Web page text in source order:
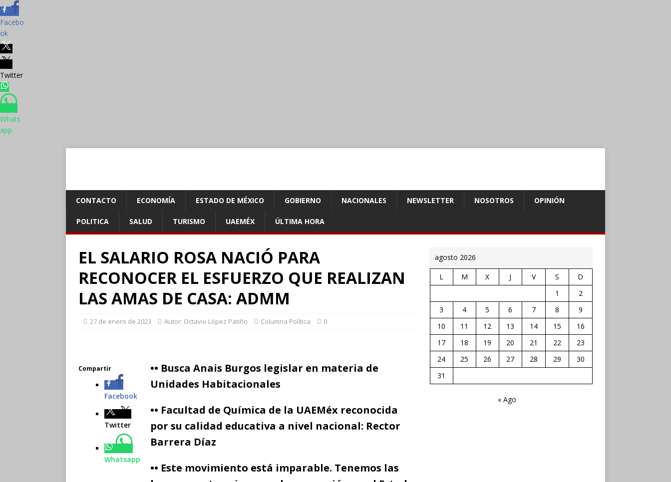
Facebo
ok
Twitter
Whats
app
CONTACTO ECONOMÍA ESTADO DE MÉXICO GOBIERNO NACIONALES NEWSLETTER NOSOTROS OPINIÓN
POLITICA SALUD TURISMO UAEMÉX ÚLTIMA HORA
EL SALARIO ROSA NACIÓ PARA
RECONOCER EL ESFUERZO QUE REALIZAN
LAS AMAS DE CASA: ADMM
27 de enero de 2023 Autor: Octavio López Patiño Columna Política 0
Compartir
Facebook
Twitter
Whatsapp
•• Busca Anais Burgos legislar en materia de
Unidades Habitacionales
•• Facultad de Química de la UAEMéx reconocida
por su calidad educativa a nivel nacional: Rector
Barrera Díaz
•• Este movimiento está imparable. Tenemos las
agosto 2026
L M X J V S
D
1
2
3
4 5 6 7 8
9
10
11 12 13 14 15
16
17
18 19 20 21 22
23
24
25 26 27 28 29
30
31
« Ago